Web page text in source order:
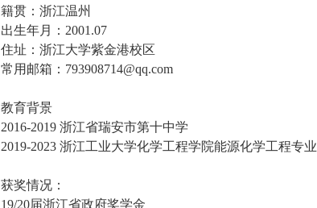
籍贯：浙江温州
出生年月： 2001.07
住址：浙江大学紫金港校区
常用邮箱： 793908714@qq.com
教育背景
2016-2019 浙江省瑞安市第十中学
2019-2023 浙江工业大学化学工程学院能源化学工程专业
获奖情况：
19/20届浙江省政府奖学金